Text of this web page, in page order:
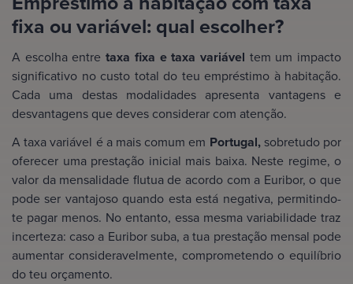
fixa ou variável: qual escolher?
A escolha entretaxa fixa e taxa variável tem um impacto
significativo no custo total do teu empréstimo à habitação.
Cada uma destas modalidades apresenta vantagens e
desvantagens que deves considerar com atenção.
A taxa variável é a mais comum em Portugal,sobretudo por
oferecer uma prestação inicial mais baixa. Neste regime, o
valor da mensalidade flutua de acordo com a Euribor, o que
pode ser vantajoso quando esta está negativa, permitindo-
te pagar menos. No entanto, essa mesma variabilidade traz
incerteza: caso a Euribor suba, a tua prestação mensal pode
aumentar consideravelmente, comprometendo o equilíbrio
do teu orçamento.